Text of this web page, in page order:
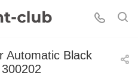
Automatic Black